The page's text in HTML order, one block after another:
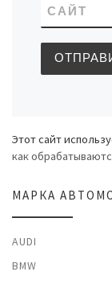
САЙТ
Этот сайт
как
МАРКА
AUDI
BMW